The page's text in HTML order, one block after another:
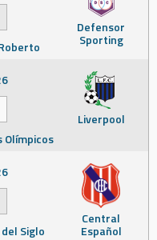
Defensor
Sporting
Liverpool
Olímpicos
Central
Español
Siglo